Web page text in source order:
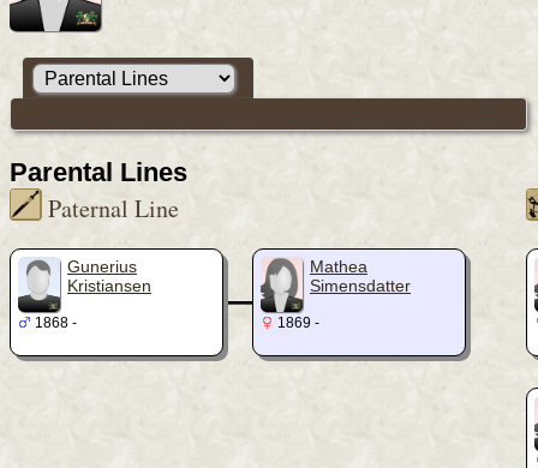
Parental Lines
Paternal Line
Gunerius
Kristiansen
1868 -
_
Mathea
Simensdatter
1869 -